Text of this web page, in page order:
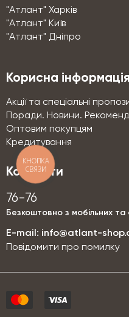
"Атлант" Харків
"Атлант" Київ
"Атлант" Дніпро
Корисна інформація
Акції та спеціальні
Поради. Новини.
Оптовим покупцям
Кредитування
Контакти
76-76
Безкоштовно з мобільних та
E-mail: info@atlant-
Повідомити про помилку
КНОПКА
СВЯЗИ